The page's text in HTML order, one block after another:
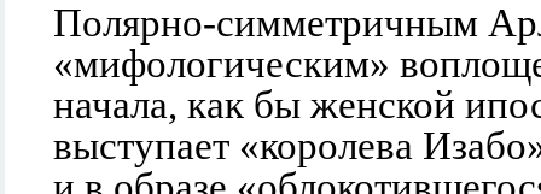
Полярно-симметричным
«мифологическим»
начала, как бы женской
выступает «королева